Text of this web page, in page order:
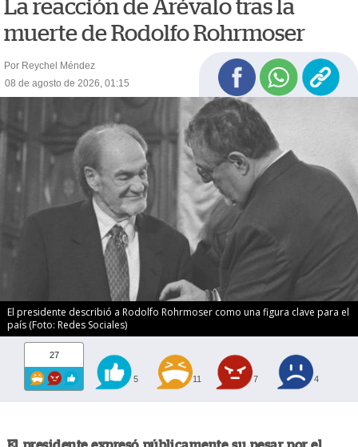
La reacción de Arévalo tras la
muerte de Rodolfo Rohrmoser
Por Reychel Méndez
08 de agosto de 2026, 01:15
El presidente describió a Rodolfo Rohrmoser como una figura clave para el
país (Foto: Redes Sociales)
27
5 11 7 4